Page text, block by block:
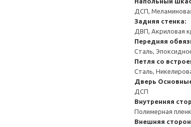
ДСП,
Задняя стенка:
ДВП, Акриловая
Передняя
Сталь,
Петля со
Сталь,
Дверь
ДСП
Внутренняя
Полимерная
Внешняя